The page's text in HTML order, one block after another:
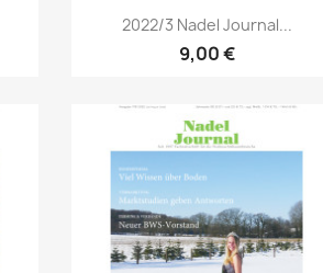
Vorschau
2022/3 Nadel Journal...
9,00 €